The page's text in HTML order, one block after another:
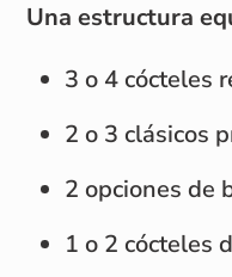
Una estructura
3 o 4 cócteles
2 o 3 clásicos
2 opciones de
1 o 2 cócteles